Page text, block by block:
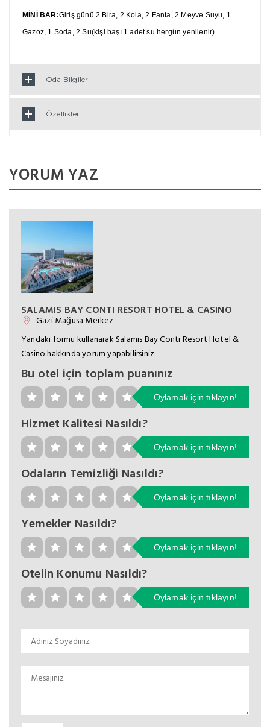
MİNİ BAR:Giriş günü 2 Bira, 2 Kola, 2 Fanta, 2 Meyve Suyu, 1
Gazoz, 1 Soda, 2 Su(kişi başı 1 adet su hergün yenilenir).
Oda Bilgileri
Özellikler
YORUM YAZ
SALAMIS BAY CONTI RESORT HOTEL & CASINO
Gazi Mağusa Merkez
Yandaki formu kullanarak Salamis Bay Conti Resort Hotel &
Casino hakkında yorum yapabilirsiniz.
Bu otel için toplam puanınız
Oylamak için tıklayın!
Hizmet Kalitesi Nasıldı?
Oylamak için tıklayın!
Odaların Temizliği Nasıldı?
Oylamak için tıklayın!
Yemekler Nasıldı?
Oylamak için tıklayın!
Otelin Konumu Nasıldı?
Oylamak için tıklayın!